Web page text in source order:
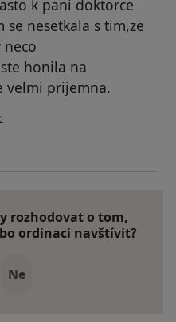
k pani doktorce
se nesetkala s tim,ze
honila na
velmi prijemna.
Váš účet byl odstraněn
rozhodovat o tom,
ordinaci navštívit?
Ne